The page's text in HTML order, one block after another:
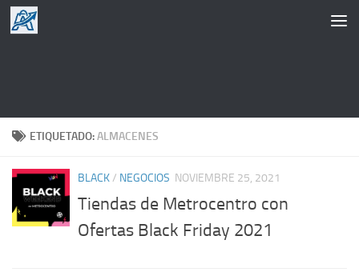
Saltar al contenido
ETIQUETADO:ALMACENES
BLACK/ NEGOCIOS NOVIEMBRE 25, 2021
Tiendas de Metrocentro con
Ofertas Black Friday 2021